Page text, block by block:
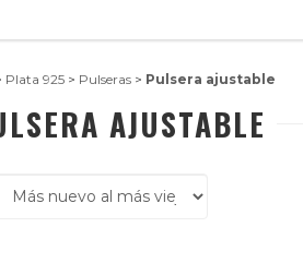
Plata 925 > Pulseras > Pulsera ajustable
AJUSTABLE